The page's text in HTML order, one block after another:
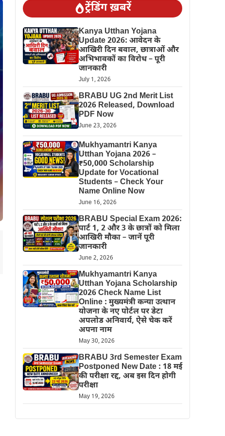
ट्रेंडिंग ख़बरें
Kanya Utthan Yojana
Update 2026: आवेदन के
आखिरी दिन बवाल, छात्राओं और
अभिभावकों का विरोध – पूरी
जानकारी
July 1, 2026
BRABU UG 2nd Merit List
2026 Released, Download
PDF Now
June 23, 2026
Mukhyamantri Kanya
Utthan Yojana 2026 –
₹50,000 Scholarship
Update for Vocational
Students – Check Your
Name Online Now
June 16, 2026
BRABU Special Exam 2026:
पार्ट 1, 2 और 3 के छात्रों को मिला
आखिरी मौका – जानें पूरी
जानकारी
June 2, 2026
Mukhyamantri Kanya
Utthan Yojana Scholarship
2026 Check Name List
Online : मुख्यमंत्री कन्या उत्थान
योजना के नए पोर्टल पर डेटा
अपलोड अनिवार्य, ऐसे चेक करें
अपना नाम
May 30, 2026
BRABU 3rd Semester Exam
Postponed New Date : 18 मई
की परीक्षा रद्द, अब इस दिन होगी
परीक्षा
May 19, 2026